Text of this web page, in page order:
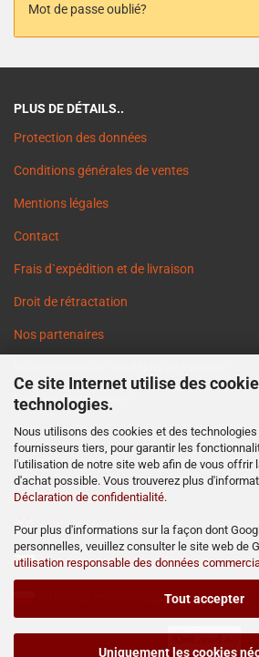
Ce site Internet utilise des
technologies.
Nous utilisons des cookies et des
fournisseurs tiers, pour garantir les
l'utilisation de notre site web afin de vous offrir
d'achat possible. Vous trouverez plus
Déclaration de confidentialité.
Pour plus d'informations sur la façon dont
personnelles, veuillez consulter le site web de
utilisation responsable des données
Tout accepter
Uniquement les cookies
Mot de passe oublié?
PLUS DE DÉTAILS..
Protection des données
Conditions générales de ventes
Mentions légales
Contact
Frais d`expédition et de livraison
Droit de rétractation
Nos partenaires
Cookie Einstellungen
http://www.ost2rad.com
http://www.moto-prodejna.cz
http://mz-motor-shop.com